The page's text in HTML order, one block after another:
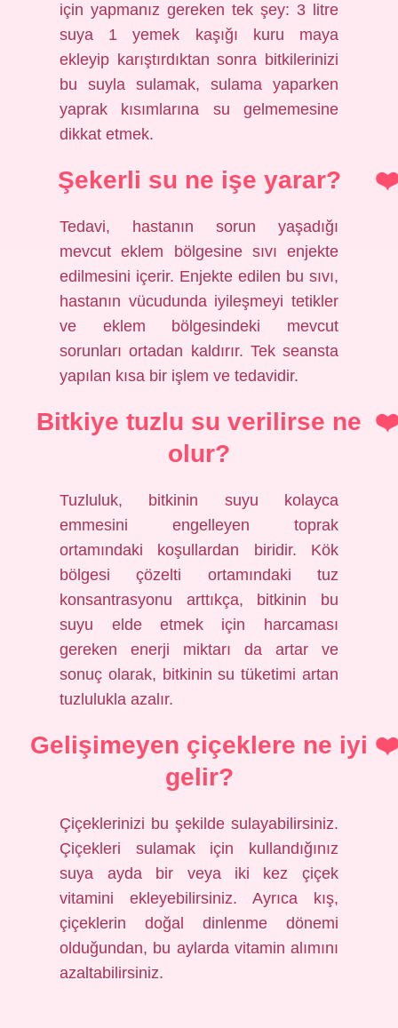
için yapmanız gereken tek şey: 3 litre
suya 1 yemek kaşığı kuru maya
ekleyip karıştırdıktan sonra bitkilerinizi
bu suyla sulamak, sulama yaparken
yaprak kısımlarına su gelmemesine
dikkat etmek.
Şekerli su ne işe yarar?
Tedavi, hastanın sorun yaşadığı
mevcut eklem bölgesine sıvı enjekte
edilmesini içerir. Enjekte edilen bu sıvı,
hastanın vücudunda iyileşmeyi tetikler
ve eklem bölgesindeki mevcut
sorunları ortadan kaldırır. Tek seansta
yapılan kısa bir işlem ve tedavidir.
Bitkiye tuzlu su verilirse ne
olur?
Tuzluluk, bitkinin suyu kolayca
emmesini engelleyen toprak
ortamındaki koşullardan biridir. Kök
bölgesi çözelti ortamındaki tuz
konsantrasyonu arttıkça, bitkinin bu
suyu elde etmek için harcaması
gereken enerji miktarı da artar ve
sonuç olarak, bitkinin su tüketimi artan
tuzlulukla azalır.
Gelişimeyen çiçeklere ne iyi
gelir?
Çiçeklerinizi bu şekilde sulayabilirsiniz.
Çiçekleri sulamak için kullandığınız
suya ayda bir veya iki kez çiçek
vitamini ekleyebilirsiniz. Ayrıca kış,
çiçeklerin doğal dinlenme dönemi
olduğundan, bu aylarda vitamin alımını
azaltabilirsiniz.